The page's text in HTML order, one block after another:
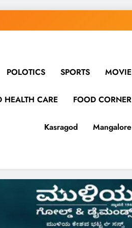
POLOTICS SPORTS MOVIE
HEALTH CARE FOOD CORNER
Kasragod Mangalore